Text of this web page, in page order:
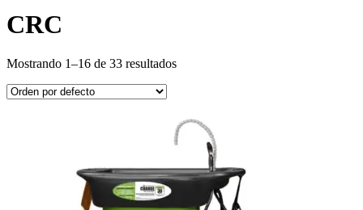
CRC
Mostrando 1–16 de 33 resultados